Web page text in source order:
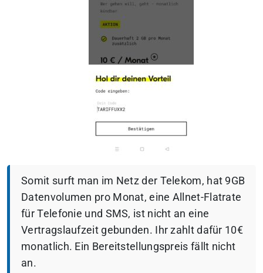
Somit surft man im Netz der Telekom, hat 9GB
Datenvolumen pro Monat, eine Allnet-Flatrate
für Telefonie und SMS, ist nicht an eine
Vertragslaufzeit gebunden. Ihr zahlt dafür 10€
monatlich. Ein Bereitstellungspreis fällt nicht
an.